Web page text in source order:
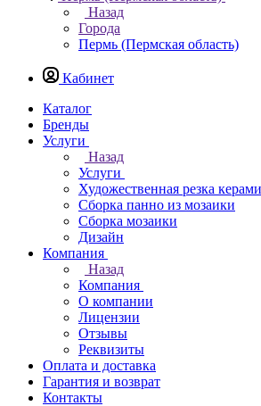
Назад
Города
Пермь (Пермская область)
Кабинет
Каталог
Бренды
Услуги
Назад
Услуги
Художественная резка
Сборка панно из мозаики
Сборка мозаики
Дизайн
Компания
Назад
Компания
О компании
Лицензии
Отзывы
Реквизиты
Оплата и доставка
Гарантия и возврат
Контакты